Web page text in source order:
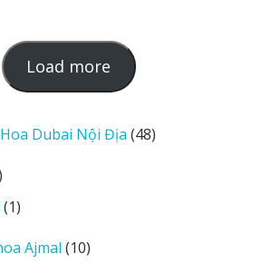
Load more
o
d
Dubai Nội Địa 4848
phẩm
11
phẩm
Ajmal 1010